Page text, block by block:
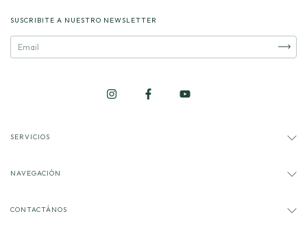
SUSCRIBITE A NUESTRO NEWSLETTER
SERVICIOS
NAVEGACIÓN
CONTACTÁNOS